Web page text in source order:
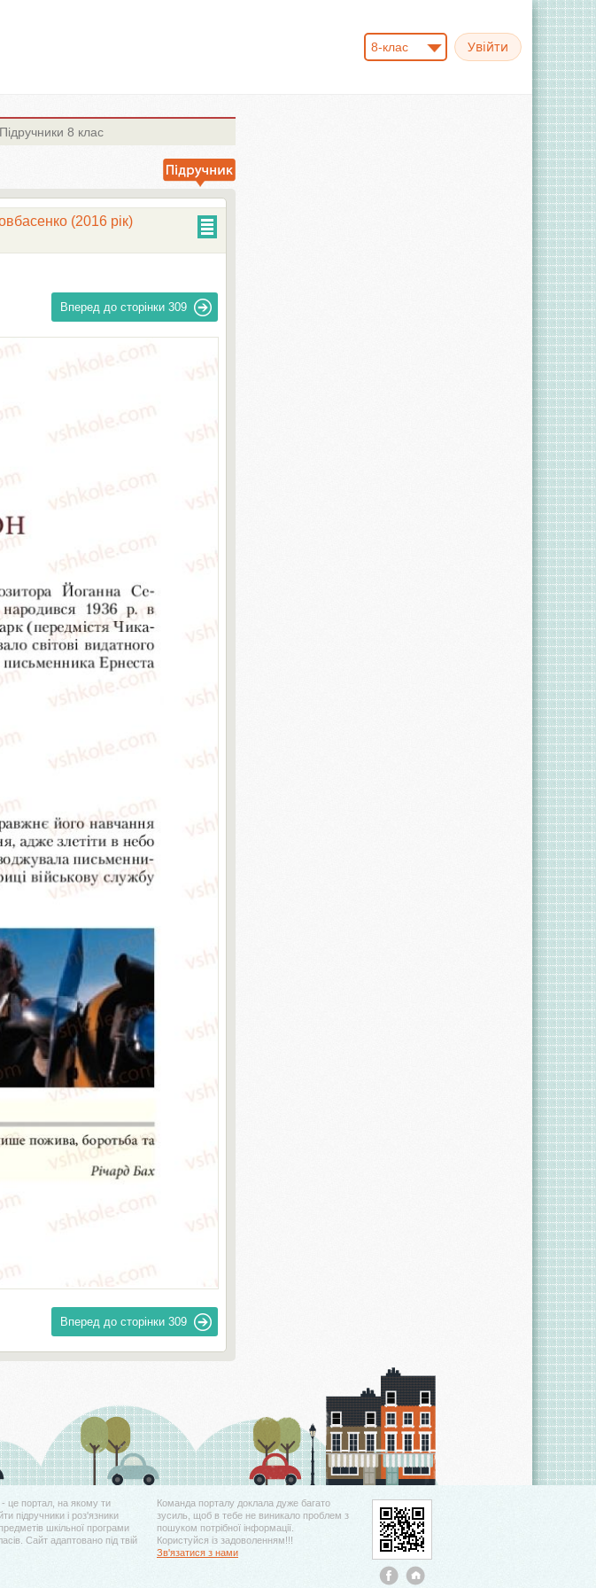
8-клас
Підручники 8 клас
(2016 рік)
Вперед до сторінки 309
Вперед до сторінки 309
це портал, на якому ти
підручники і роз'язники
шкільної програми
Сайт адаптовано під твій
Команда порталу доклала дуже багато
зусиль, щоб в тебе не виникало проблем з
пошуком потрібної інформації.
Користуйся із задоволенням!!!
Зв'язатися з нами